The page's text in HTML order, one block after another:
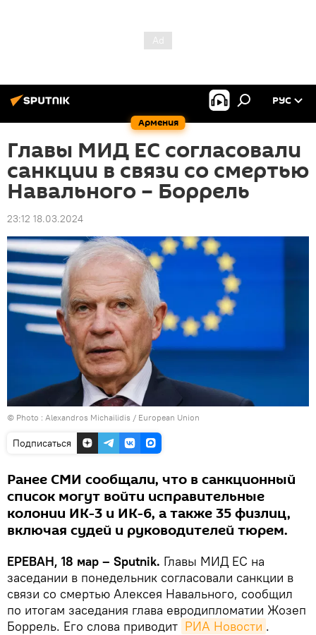
Армения
РУС
Главы МИД ЕС согласовали
санкции в связи со смертью
Навального – Боррель
23:12 18.03.2024
© Photo : Alexandros Michailidis / European Union
Подписаться
Ранее СМИ сообщали, что в санкционный
список могут войти исправительные
колонии ИК-3 и ИК-6, а также 35 физлиц,
включая судей и руководителей тюрем.
ЕРЕВАН, 18 мар – Sputnik. Главы МИД ЕС на
заседании в понедельник согласовали санкции в
связи со смертью Алексея Навального, сообщил
по итогам заседания глава евродипломатии Жозеп
Боррель. Его слова приводит РИА Новости .